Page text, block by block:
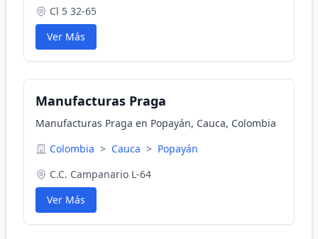
Cl 5 32-65
Ver Más
Manufacturas Praga
Manufacturas Praga en Popayán, Cauca, Colombia
Colombia > Cauca > Popayán
C.C. Campanario L-64
Ver Más